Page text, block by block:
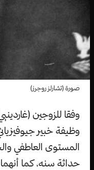
صورة (تشارلز روجرز)
وفقا للزوجين
وظيفة خبير
المستوى العاطفي
حداثة سنه، كما